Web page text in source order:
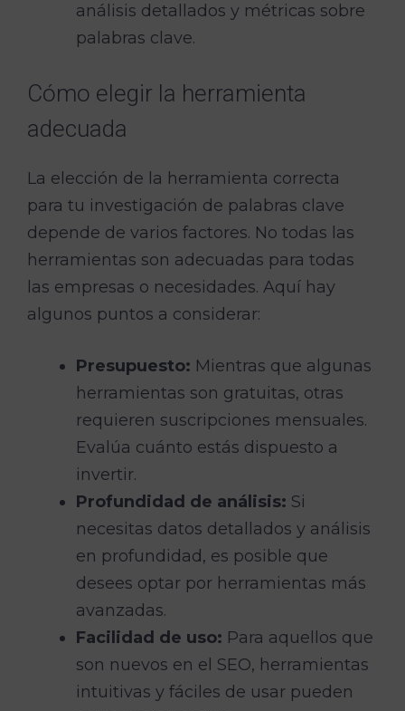
análisis detallados y métricas sobre
palabras clave.
Cómo elegir la herramienta
adecuada
La elección de la herramienta correcta
para tu investigación de palabras clave
depende de varios factores. No todas las
herramientas son adecuadas para todas
las empresas o necesidades. Aquí hay
algunos puntos a considerar:
Presupuesto: Mientras que algunas
herramientas son gratuitas, otras
requieren suscripciones mensuales.
Evalúa cuánto estás dispuesto a
invertir.
Profundidad de análisis: Si
necesitas datos detallados y análisis
en profundidad, es posible que
desees optar por herramientas más
avanzadas.
Facilidad de uso: Para aquellos que
son nuevos en el SEO, herramientas
intuitivas y fáciles de usar pueden